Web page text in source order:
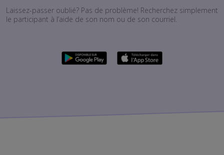
Laissez-passer oublié? Pas de problème! Recherchez simplement
le participant à l’aide de son nom ou de son courriel.